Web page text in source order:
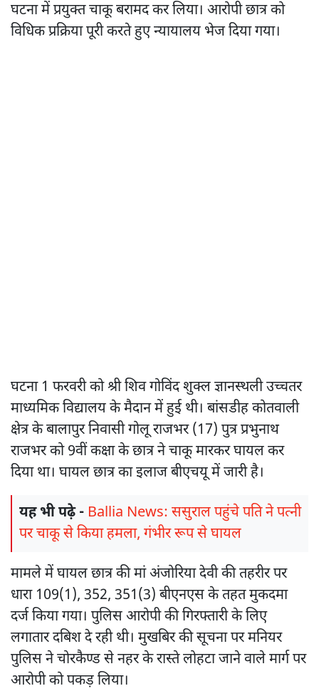
घटना में प्रयुक्त चाकू बरामद कर लिया। आरोपी छात्र को
विधिक प्रक्रिया पूरी करते हुए न्यायालय भेज दिया गया।
घटना 1 फरवरी को श्री शिव गोविंद शुक्ल ज्ञानस्थली उच्चतर
माध्यमिक विद्यालय के मैदान में हुई थी। बांसडीह कोतवाली
क्षेत्र के बालापुर निवासी गोलू राजभर (17) पुत्र प्रभुनाथ
राजभर को 9वीं कक्षा के छात्र ने चाकू मारकर घायल कर
दिया था। घायल छात्र का इलाज बीएचयू में जारी है।
यह भी पढ़े - Ballia News: ससुराल पहुंचे पति ने पत्नी
पर चाकू से किया हमला, गंभीर रूप से घायल
मामले में घायल छात्र की मां अंजोरिया देवी की तहरीर पर
धारा 109(1), 352, 351(3) बीएनएस के तहत मुकदमा
दर्ज किया गया। पुलिस आरोपी की गिरफ्तारी के लिए
लगातार दबिश दे रही थी। मुखबिर की सूचना पर मनियर
पुलिस ने चोरकैण्ड से नहर के रास्ते लोहटा जाने वाले मार्ग पर
आरोपी को पकड़ लिया।